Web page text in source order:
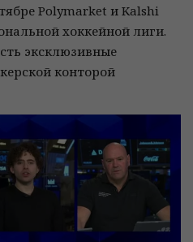
Polymarket и Kalshi
хоккейной лиги.
эксклюзивные
конторой